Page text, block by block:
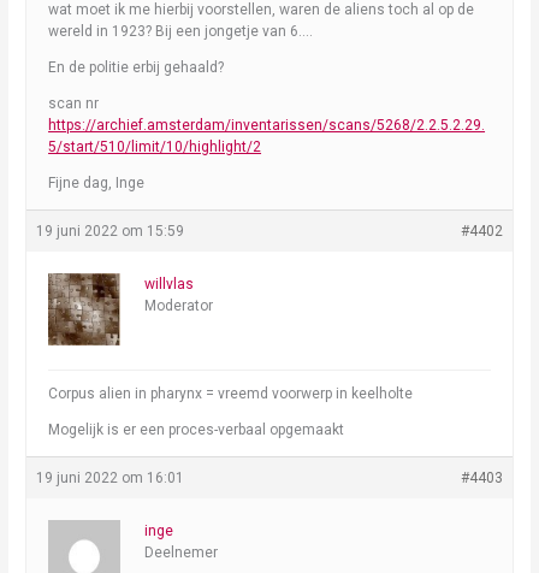
wat moet ik me hierbij voorstellen, waren de aliens toch al op de
wereld in 1923? Bij een jongetje van 6….
En de politie erbij gehaald?
scan nr
https://archief.amsterdam/inventarissen/scans/5268/2.2.5.2.29.
5/start/510/limit/10/highlight/2
Fijne dag, Inge
19 juni 2022 om 15:59 #4402
willvlas
Moderator
Corpus alien in pharynx = vreemd voorwerp in keelholte
Mogelijk is er een proces-verbaal opgemaakt
19 juni 2022 om 16:01 #4403
inge
Deelnemer